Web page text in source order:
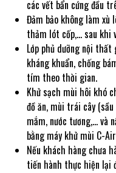
các vết bẩn cứng đầu
Đảm bảo không làm
thảm lót cốp,… sau khi
Lớp phủ dưỡng nội
kháng khuẩn, chống
tím theo thời gian.
Khử sạch mùi hôi khó
đồ ăn, mùi trái cây
mắm, nước tương,… và
bằng máy khử mùi C-
Nếu khách hàng chưa
tiến hành thực hiện lại